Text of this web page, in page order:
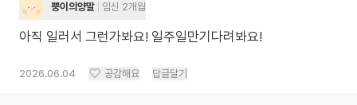
뿡이의양말 임신 2개월
아직 일러서 그런가봐요! 일주일만기다려봐요!
2026.06.04 공감해요 답글달기